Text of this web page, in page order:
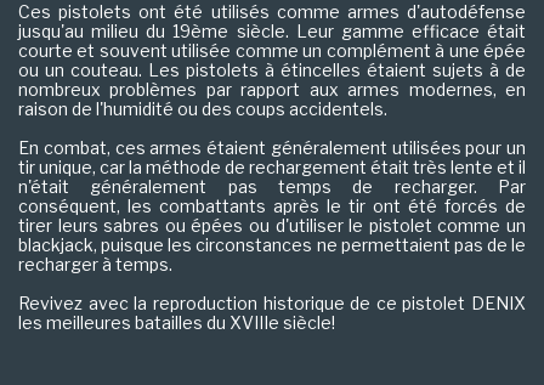
Ces pistolets ont été utilisés comme armes d'autodéfense
jusqu'au milieu du 19ème siècle. Leur gamme efficace était
courte et souvent utilisée comme un complément à une épée
ou un couteau. Les pistolets à étincelles étaient sujets à de
nombreux problèmes par rapport aux armes modernes, en
raison de l'humidité ou des coups accidentels.
En combat, ces armes étaient généralement utilisées pour un
tir unique, car la méthode de rechargement était très lente et il
n'était généralement pas temps de recharger. Par
conséquent, les combattants après le tir ont été forcés de
tirer leurs sabres ou épées ou d'utiliser le pistolet comme un
blackjack, puisque les circonstances ne permettaient pas de le
recharger à temps.
Revivez avec la reproduction historique de ce pistolet DENIX
les meilleures batailles du XVIIIe siècle!